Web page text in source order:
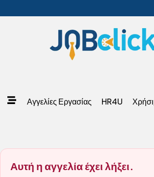
Αγγελίες Εργασίας HR4U
Αυτή η αγγελία έχει λήξει.